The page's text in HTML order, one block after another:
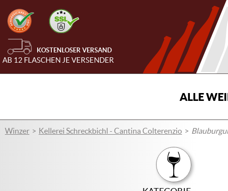
KOSTENLOSER VERSAND
AB 12 FLASCHEN JE VERSENDER
ALLE
Winzer Kellerei Schreckbichl - Cantina Colterenzio